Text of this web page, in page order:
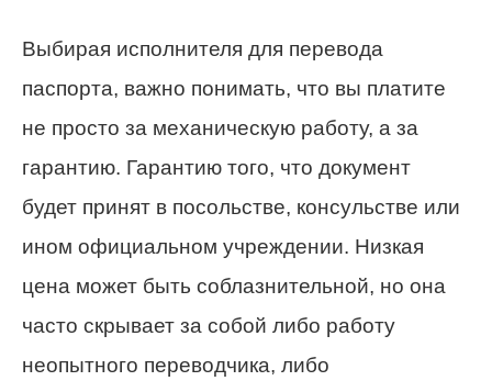
Выбирая исполнителя для перевода
паспорта, важно понимать, что вы платите
не просто за механическую работу, а за
гарантию. Гарантию того, что документ
будет принят в посольстве, консульстве или
ином официальном учреждении. Низкая
цена может быть соблазнительной, но она
часто скрывает за собой либо работу
неопытного переводчика, либо